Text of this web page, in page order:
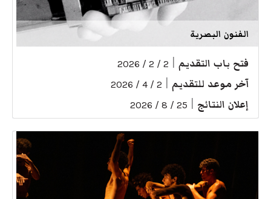
الفنون البصرية
فتح باب التقديم 2 / 2 / 2026
آخر موعد للتقديم 2 / 4 / 2026
إعلان النتائج 25 / 8 / 2026